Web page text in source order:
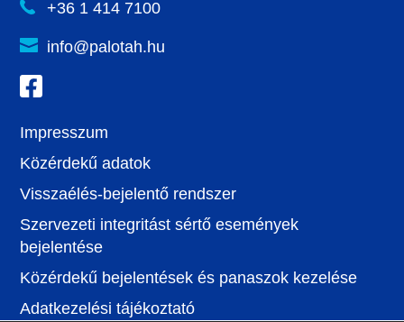
+36 1 414 7100
info@palotah.hu
Impresszum
Közérdekű adatok
Visszaélés-bejelentő rendszer
Szervezeti integritást sértő események
bejelentése
Közérdekű bejelentések és panaszok kezelése
Adatkezelési tájékoztató